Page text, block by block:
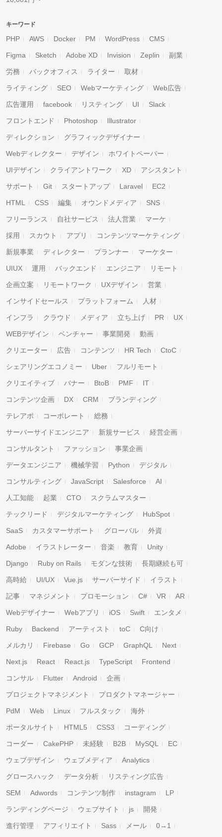
キャンセル
キーワード
PHP AWS Docker PM WordPress CMS
Figma Sketch Adobe XD Invision Zeplin 副業
労務 バックオフィス ライター 取材
ライティング SEO Webマーケティング Web広告
広告運用 facebook リスティング UI Slack
フロントエンド Photoshop Illustrator
ディレクション グラフィックデザイナー
Webディレクター デザイン ホワイトペーパー
UIデザイン クライアントワーク XD アシスタント
サポート Git スタートアップ Laravel EC2
HTML CSS 編集 オウンドメディア SNS
フリーランス 自社サービス 法人営業 マーケ
採用 スカウト アプリ コンテンツマーケティング
新規事業 ディレクター プランナー マーケター
UIUX 運用 バックエンド エンジニア リモート
企画立案 リモートワーク UXデザイン 営業
インサイドセールス プラットフォーム 人材
インフラ クラウド メディア 立ち上げ PR UX
WEBデザイン ベンチャー 事業開発 動画
クリエーター 広告 コンテンツ HR Tech CtoC
シェアリングエコノミー Uber フルリモート
クリエイティブ バナー BtoB PMF IT
コンテンツ企画 DX CRM ブランディング
テレアポ コーポレート 総務
サーバーサイドエンジニア 新規サービス 経営企画
コンサルタント ファッション 事業企画
データエンジニア 機械学習 Python デジタル
コンサルティング JavaScript Salesforce AI
人工知能 起業 CTO スクラムマスター
テックリード デジタルマーケティング HubSpot
SaaS カスタマーサポート グローバル 外資
Adobe イラストレーター 音楽 教育 Unity
Django Ruby on Rails モダンな技術 長期継続も可
高時給 UI/UX Vue.js サーバーサイド イラスト
記事 マネジメント プロモーション C# VR AR
Webデザイナー Webアプリ iOS Swift エンタメ
Ruby Backend アーティスト toC C向け
メルカリ Firebase Go GCP GraphQL Next
Next.js React React.js TypeScript Frontend
コンサル Flutter Android 企画
プロジェクトマネジメント プロダクトマネージャー
PdM Web Linux フルスタック 海外
ポータルサイト HTML5 CSS3 コーディング
コーダー CakePHP 未経験 B2B MySQL EC
ウェブデザイン ウェブメディア Analytics
グロースハック データ分析 リスティング広告
SEM Adwords コンテンツ制作 instagram LP
ランディングページ ウェブサイト js 開発
進行管理 アフィリエイト Sass メール 0→1